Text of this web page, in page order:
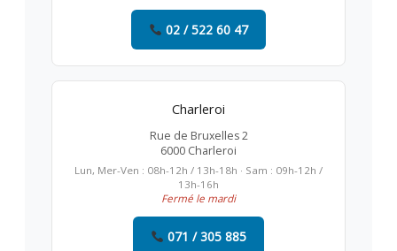
02 / 522 60 47
Charleroi
Rue de Bruxelles 2
6000 Charleroi
Lun, Mer-Ven : 08h-12h / 13h-18h · Sam : 09h-12h /
13h-16h
Fermé le mardi
071 / 305 885